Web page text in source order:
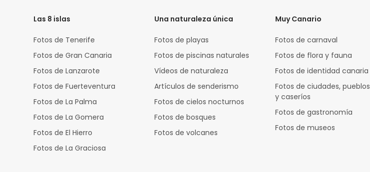
Las 8 islas
Fotos de Tenerife
Fotos de Gran Canaria
Fotos de Lanzarote
Fotos de Fuerteventura
Fotos de La Palma
Fotos de La Gomera
Fotos de El Hierro
Fotos de La Graciosa
Una naturaleza única
Fotos de playas
Fotos de piscinas naturales
Vídeos de naturaleza
Artículos de senderismo
Fotos de cielos nocturnos
Fotos de bosques
Fotos de volcanes
Muy Canario
Fotos de carnaval
Fotos de flora y fauna
Fotos de identidad canaria
Fotos de ciudades, pueblos
y caseríos
Fotos de gastronomía
Fotos de museos